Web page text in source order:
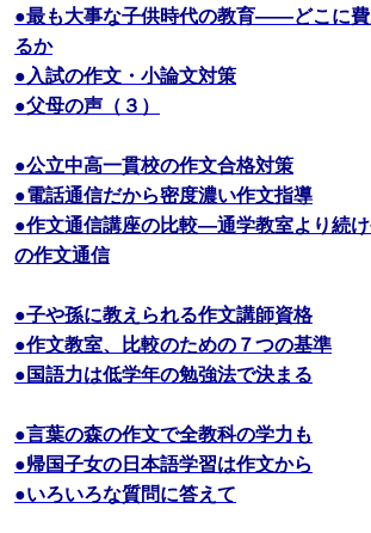
●最も大事な子供時代の教育――どこに
るか
●入試の作文・小論文対策
●父母の声（３）
●公立中高一貫校の作文合格対策
●電話通信だから密度濃い作文指導
●作文通信講座の比較―通学教室より続
の作文通信
●子や孫に教えられる作文講師資格
●作文教室、比較のための７つの基準
●国語力は低学年の勉強法で決まる
●言葉の森の作文で全教科の学力も
●帰国子女の日本語学習は作文から
●いろいろな質問に答えて